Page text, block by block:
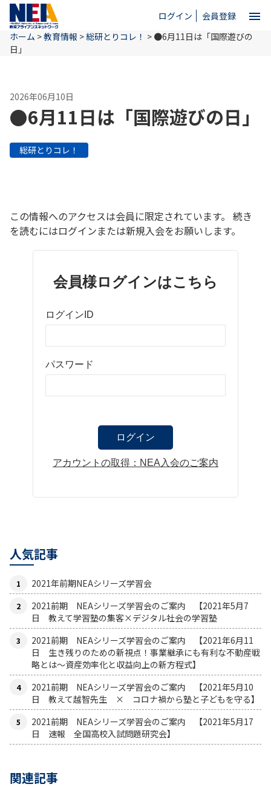
ログイン 会員登録 menu
ホーム
NEAとは
お問い合わせ
ホーム >教育情報 >総研とりコレ！ > ●6月11日は「国際遊びの
日」
2026年06月10日
●6月11日は「国際遊びの日」
総研とりコレ！
この情報へのアクセスは会員に限定されています。 続き
を読むにはログインまたは新規入会をお願いします。
会員様ログインはこちら
ログインID
パスワード
アカウントの取得：NEA入会のご案内
人気記事
2021年前期NEAシリーズ学習会
2021前期 NEAシリーズ学習会のご案内 【2021年5月7
日 教えて学習塾の集客×デジタル社会の学習塾
2021前期 NEAシリーズ学習会のご案内 【2021年6月11
日 生き残りのための新視点！事業継承にも有利な不動産戦
略とは〜資産効率化と収益向上の新方程式】
2021前期 NEAシリーズ学習会のご案内 【2021年5月10
日 教えて越智先生 × コロナ禍から塾と子どもを守る】
2021前期 NEAシリーズ学習会のご案内 【2021年5月17
日 速報 全国高校入試問題研究会】
関連記事